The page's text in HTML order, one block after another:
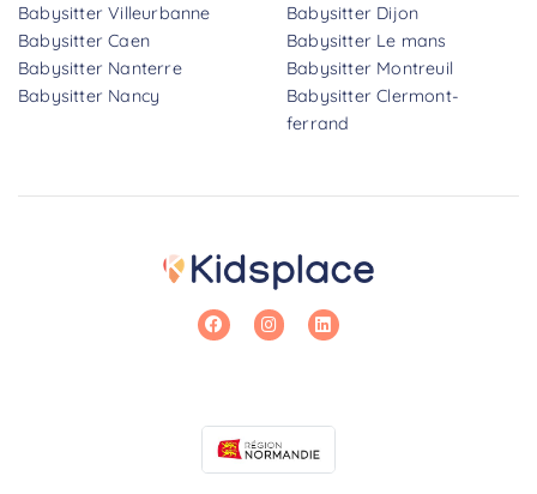
Babysitter Villeurbanne
Babysitter Dijon
Babysitter Caen
Babysitter Le mans
Babysitter Nanterre
Babysitter Montreuil
Babysitter Nancy
Babysitter Clermont-
ferrand